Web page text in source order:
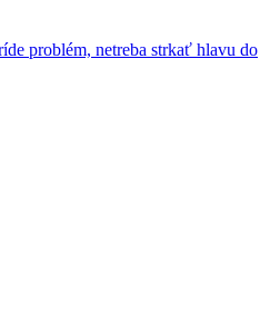
problém, netreba strkať hlavu do